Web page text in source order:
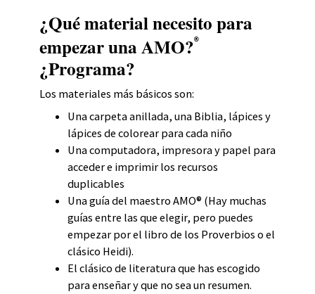
¿Qué material necesito para
empezar una AMO?®
¿Programa?
Los materiales más básicos son:
Una carpeta anillada, una Biblia, lápices y
lápices de colorear para cada niño
Una computadora, impresora y papel para
acceder e imprimir los recursos
duplicables
Una guía del maestro AMO® (Hay muchas
guías entre las que elegir, pero puedes
empezar por el libro de los Proverbios o el
clásico Heidi).
El clásico de literatura que has escogido
para enseñar y que no sea un resumen.